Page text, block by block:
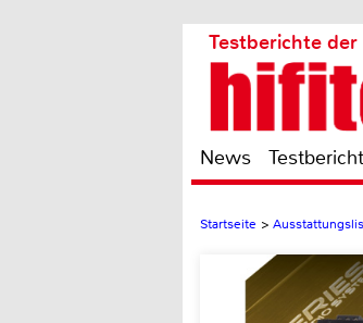
Testberichte
News
Startseite >